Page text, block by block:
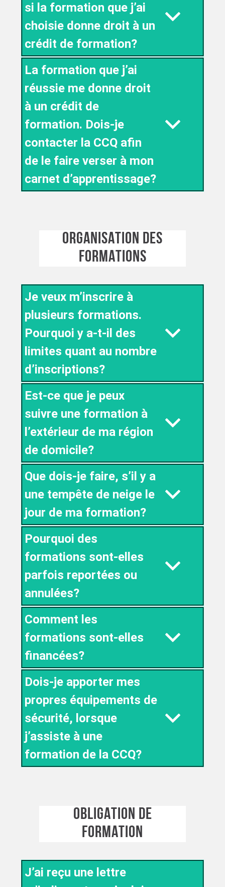
si la formation que j’ai
choisie donne droit à un
crédit de formation?
La formation que j’ai
réussie me donne droit
à un crédit de
formation. Dois-je
contacter la CCQ afin
de le faire verser à mon
carnet d’apprentissage?
ORGANISATION DES
FORMATIONS
Je veux m’inscrire à
plusieurs formations.
Pourquoi y a-t-il des
limites quant au nombre
d’inscriptions?
Est-ce que je peux
suivre une formation à
l’extérieur de ma région
de domicile?
Que dois-je faire, s’il y a
une tempête de neige le
jour de ma formation?
Pourquoi des
formations sont-elles
parfois reportées ou
annulées?
Comment les
formations sont-elles
financées?
Dois-je apporter mes
propres équipements de
sécurité, lorsque
j’assiste à une
formation de la CCQ?
OBLIGATION DE
FORMATION
J’ai reçu une lettre